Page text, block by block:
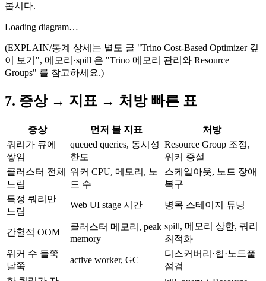
봅시다.
Loading diagram…
(EXPLAIN/통계 상세는 별도 글 "Trino Cost-Based Optimizer 깊
이 보기", 메모리·spill 은 "Trino 메모리 관리와 Resource
Groups" 를 참고하세요.)
7. 증상 → 지표 → 처방 빠른 표
증상 먼저 볼 지표
처방
쿼리가 큐에
쌓임
queued queries, 동시성
한도
Resource Group 조정,
워커 증설
클러스터 전체
느림
워커 CPU, 메모리, 노
드 수
스케일아웃, 노드 장애
복구
특정 쿼리만
느림
Web UI stage 시간 병목 스테이지 튜닝
간헐적 OOM
클러스터 메모리, peak
memory
spill, 메모리 상한, 쿼리
최적화
워커 수 들쭉
날쭉
active worker, GC
디스커버리·힙·노드풀
점검